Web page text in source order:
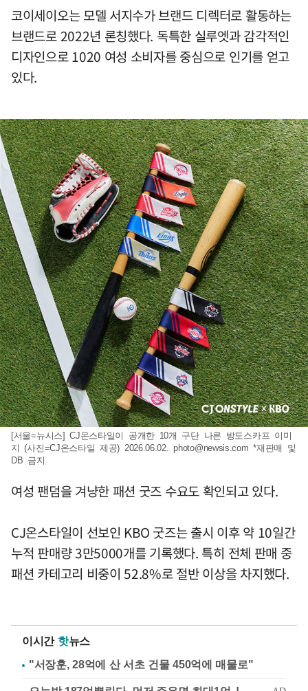
코이세이오는 모델 서지수가 브랜드 디렉터로 활동하는
브랜드로 2022년 론칭했다. 독특한 실루엣과 감각적인
디자인으로 1020 여성 소비자를 중심으로 인기를 얻고
있다.
[서울=뉴시스] CJ온스타일이 공개한 10개 구단 나른 방도스카프 이미
지 (사진=CJ온스타일 제공) 2026.06.02.photo@newsis.com *재판매 및
DB 금지
여성 팬덤을 겨냥한 패션 굿즈 수요도 확인되고 있다.
CJ온스타일이 선보인 KBO 굿즈는 출시 이후 약 10일간
누적 판매량 3만5000개를 기록했다. 특히 전체 판매 중
패션 카테고리 비중이 52.8%로 절반 이상을 차지했다.
이시간 핫뉴스
"서장훈, 28억에 산 서초 건물 450억에 매물로"